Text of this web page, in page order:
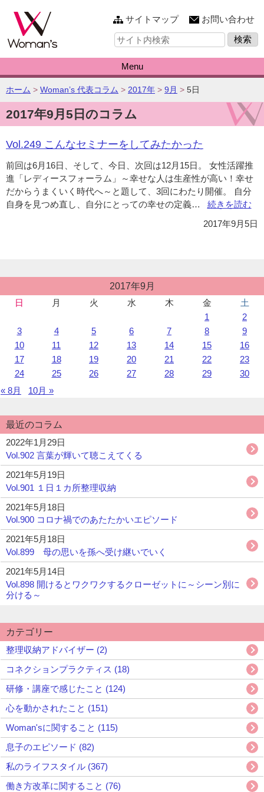
このページの本文へ
サイトマップ
お問い合わせ
サ
イ
内
検
索:
Menu
こ
の
ペ
ー
ジ
の
位
置:
ホーム > Woman’s 代表コラム > 2017年 > 9月 > 5日
2017年9月5日のコラム
Vol.249 こんなセミナーをしてみたかった
前回は6月16日、そして、今日、次回は12月15日。 女性活躍推
進「レディースフォーラム」～幸せな人は生産性が高い！幸せ
だからうまくいく時代へ～と題して、3回にわたり開催。 自分
自身を見つめ直し、自分にとっての幸せの定義…
“Vol.249
ん
ー
を
し
て
み
た
か
続きを読む
2017年9月5日
稿
2017年9月
日
月 火 水 木 金
土
1
2
3
4 5 6 7 8
9
10
11 12 13 14 15
16
17
18 19 20 21 22
23
24
25 26 27 28 29
30
« 8月
10月 »
最近のコラム
2022年1月29日
Vol.902 言葉が輝いて聴こえてくる
2021年5月19日
Vol.901 １日１カ所整理収納
2021年5月18日
Vol.900 コロナ禍でのあたたかいエピソード
2021年5月18日
Vol.899 母の思いを孫へ受け継いでいく
2021年5月14日
Vol.898 開けるとワクワクするクローゼットに～シーン別に
分ける～
カテゴリー
整理収納アドバイザー (2)
コネクションプラクティス (18)
研修・講座で感じたこと (124)
心を動かされたこと (151)
Woman'sに関すること (115)
息子のエピソード (82)
私のライフスタイル (367)
働き方改革に関すること (76)